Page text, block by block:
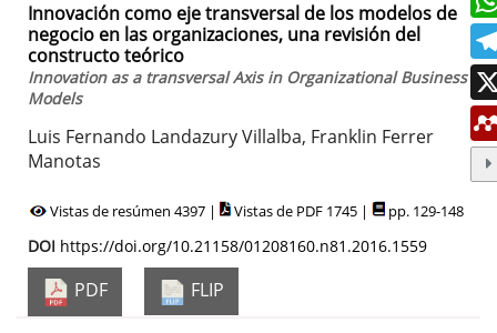
Innovación como eje transversal de los modelos de
negocio en las organizaciones, una revisión del
constructo teórico
Innovation as a transversal Axis in Organizational Business
Models
Luis Fernando Landazury Villalba, Franklin Ferrer
Manotas
Vistas de resúmen 4397 | Vistas de PDF 1745 | pp. 129-148
DOI https://doi.org/10.21158/01208160.n81.2016.1559
PDF FLIP